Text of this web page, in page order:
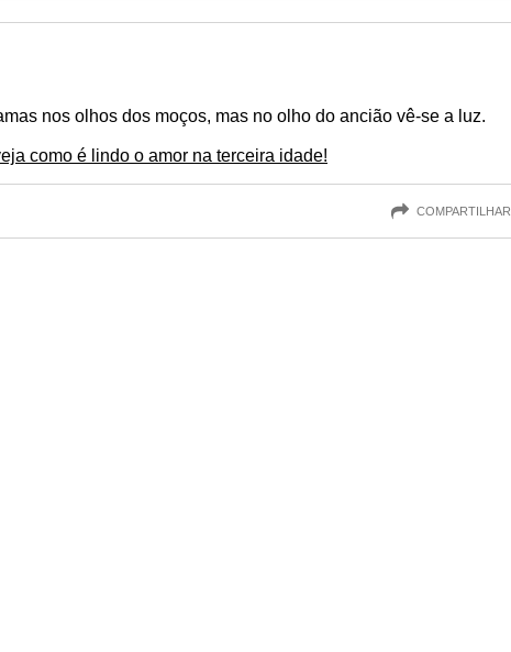
nos olhos dos moços, mas no olho do ancião vê-se a luz.
como é lindo o amor na terceira idade!
COMPARTILHAR